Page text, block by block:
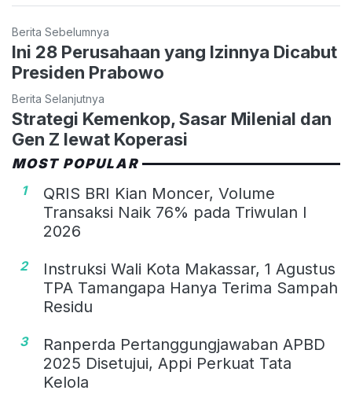
Berita Sebelumnya
Ini 28 Perusahaan yang Izinnya Dicabut
Presiden Prabowo
Berita Selanjutnya
Strategi Kemenkop, Sasar Milenial dan
Gen Z lewat Koperasi
MOST POPULAR
1
QRIS BRI Kian Moncer, Volume
Transaksi Naik 76% pada Triwulan I
2026
2
Instruksi Wali Kota Makassar, 1 Agustus
TPA Tamangapa Hanya Terima Sampah
Residu
3
Ranperda Pertanggungjawaban APBD
2025 Disetujui, Appi Perkuat Tata
Kelola